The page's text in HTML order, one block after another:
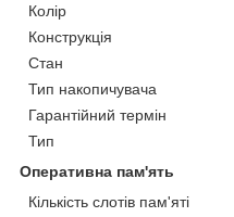
Колір
Конструкція
Стан
Тип накопичувача
Гарантійний термін
Тип
Оперативна пам'ять
Кількість слотів пам'яті